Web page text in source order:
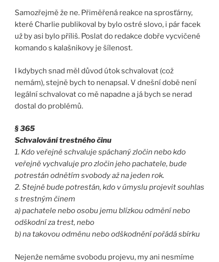
Samozřejmě že ne. Přiměřená reakce na sprosťárny,
které Charlie publikoval by bylo ostré slovo, i pár facek
už by asi bylo příliš. Poslat do redakce dobře vycvičené
komando s kalašnikovy je šílenost.
I kdybych snad měl důvod útok schvalovat (což
nemám), stejně bych to nenapsal. V dnešní době není
legální schvalovat co mě napadne a já bych se nerad
dostal do problémů.
§ 365
Schvalování trestného činu
1. Kdo veřejně schvaluje spáchaný zločin nebo kdo
veřejně vychvaluje pro zločin jeho pachatele, bude
potrestán odnětím svobody až na jeden rok.
2. Stejně bude potrestán, kdo v úmyslu projevit souhlas
s trestným činem
a) pachatele nebo osobu jemu blízkou odmění nebo
odškodní za trest, nebo
b) na takovou odměnu nebo odškodnění pořádá sbírku
Nejenže nemáme svobodu projevu, my ani nesmíme